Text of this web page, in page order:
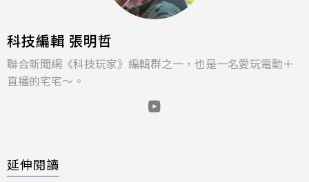
科技編輯 張明哲
聯合新聞網《科技玩家》編輯群之一，也是一名愛玩電動＋
直播的宅宅～。
延伸閱讀